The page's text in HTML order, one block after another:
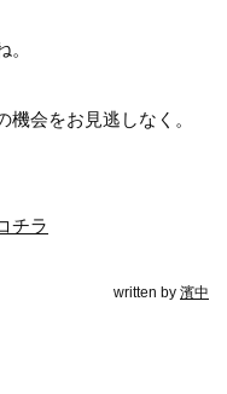
会をお見逃しなく。
チラ
written by 濱中